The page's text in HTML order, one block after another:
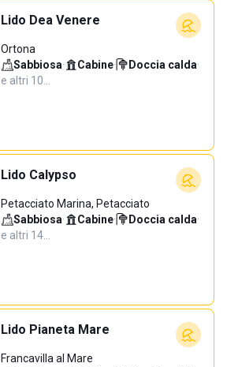
Lido Dea Venere
Ortona
Sabbiosa· Cabine· Doccia calda·
e altri 10…
Lido Calypso
Petacciato Marina, Petacciato
Sabbiosa· Cabine· Doccia calda·
e altri 14…
Lido Pianeta Mare
Francavilla al Mare